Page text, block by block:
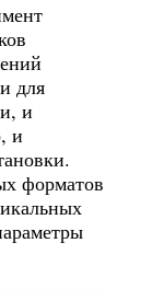
для
и
и
форматов